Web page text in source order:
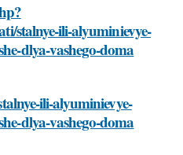
stalnye-ili-alyuminievye-
dlya-vashego-doma
ili-alyuminievye-
dlya-vashego-doma